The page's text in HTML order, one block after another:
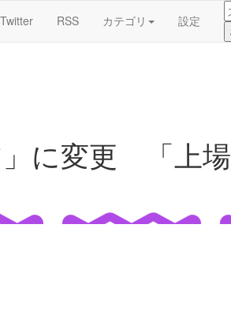
Twitter RSS カテゴリ 設定
」に変更 「上場